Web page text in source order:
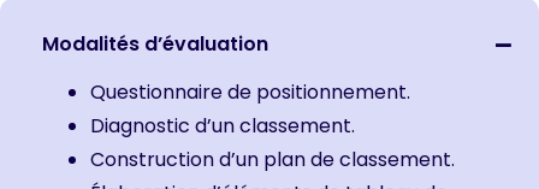
Modalités d’évaluation
Questionnaire de positionnement.
Diagnostic d’un classement.
Construction d’un plan de classement.